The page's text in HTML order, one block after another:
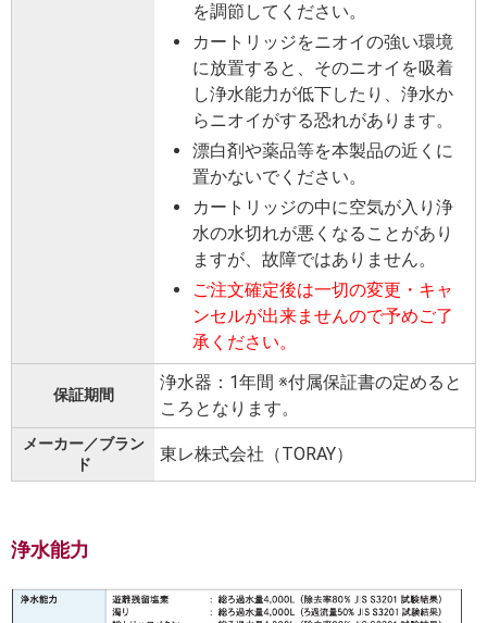
を調節してください。
カートリッジをニオイの強い環境
に放置すると、そのニオイを吸着
し浄水能力が低下したり、浄水か
らニオイがする恐れがあります。
漂白剤や薬品等を本製品の近くに
置かないでください。
カートリッジの中に空気が入り浄
水の水切れが悪くなることがあり
ますが、故障ではありません。
ご注文確定後は一切の変更・キャ
ンセルが出来ませんので予めご了
承ください。
保証期間
浄水器：1年間 ※付属保証書の定めると
ころとなります。
メーカー／ブラン
ド
東レ株式会社（TORAY）
浄水能力